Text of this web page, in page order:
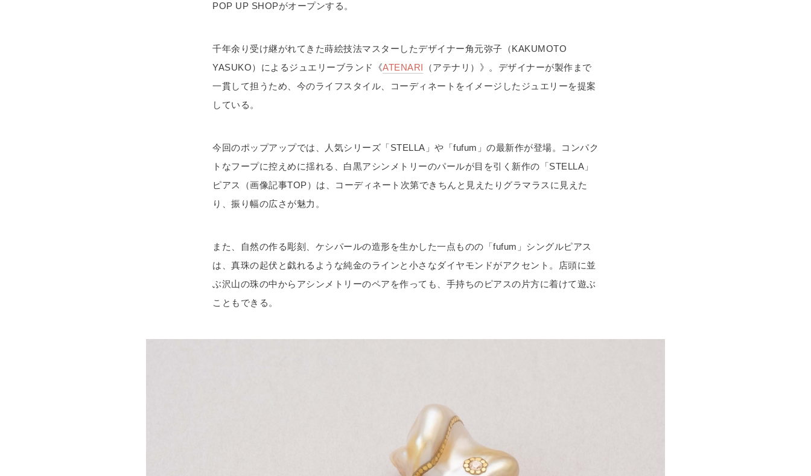
POP UP SHOPがオープンする。
千年余り受け継がれてきた蒔絵技法マスターしたデザイナー角元弥子（KAKUMOTO
YASUKO）によるジュエリーブランド《ATENARI
（アテナリ）》。デザイナーが製作まで
一貫して担うため、今のライフスタイル、コーディネートをイメージしたジュエリーを提案
している。
今回のポップアップでは、人気シリーズ「STELLA」や「fufum」の最新作が登場。コンパク
トなフープに控えめに揺れる、白黒アシンメトリーのパールが目を引く新作の「STELLA」
ピアス（画像記事TOP）は、コーディネート次第できちんと見えたりグラマラスに見えた
り、振り幅の広さが魅力。
また、自然の作る彫刻、ケシパールの造形を生かした一点ものの「fufum」シングルピアス
は、真珠の起伏と戯れるような純金のラインと小さなダイヤモンドがアクセント。店頭に並
ぶ沢山の珠の中からアシンメトリーのペアを作っても、手持ちのピアスの片方に着けて遊ぶ
こともできる。